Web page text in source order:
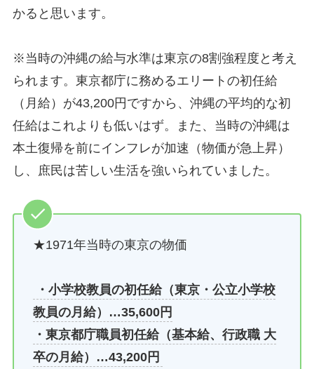
かると思います。
※当時の沖縄の給与水準は東京の8割強程度と考え
られます。東京都庁に務めるエリートの初任給
（月給）が43,200円ですから、沖縄の平均的な初
任給はこれよりも低いはず。また、当時の沖縄は
本土復帰を前にインフレが加速（物価が急上昇）
し、庶民は苦しい生活を強いられていました。
★1971年当時の東京の物価
・小学校教員の初任給（東京・公立小学校
教員の月給）…35,600円
・東京都庁職員初任給（基本給、行政職 大
卒の月給）…43,200円